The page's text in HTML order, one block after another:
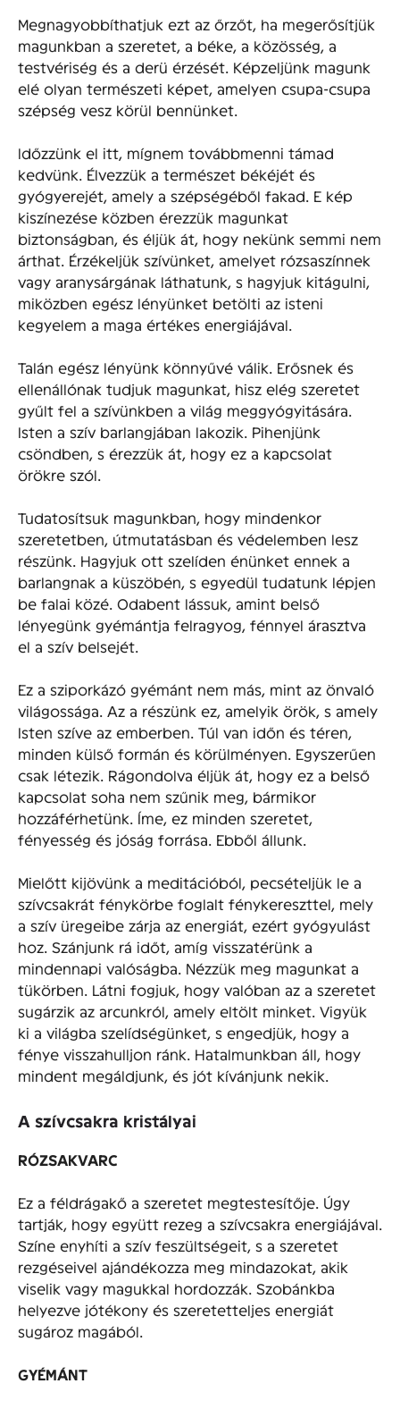
Megnagyobbíthatjuk ezt az őrzőt, ha megerősítjük
magunkban a szeretet, a béke, a közösség, a
testvériség és a derü érzését. Képzeljünk magunk
elé olyan természeti képet, amelyen csupa-csupa
szépség vesz körül bennünket.
ldőzzünk el itt, mígnem továbbmenni támad
kedvünk. Élvezzük a természet békéjét és
gyógyerejét, amely a szépségéből fakad. E kép
kiszínezése közben érezzük magunkat
biztonságban, és éljük át, hogy nekünk semmi nem
árthat. Érzékeljük szívünket, amelyet rózsaszínnek
vagy aranysárgának láthatunk, s hagyjuk kitágulni,
miközben egész lényünket betölti az isteni
kegyelem a maga értékes energiájával.
Talán egész lényünk könnyűvé válik. Erősnek és
ellenállónak tudjuk magunkat, hisz elég szeretet
gyűlt fel a szívünkben a világ meggyógyitására.
Isten a szív barlangjában lakozik. Pihenjünk
csöndben, s érezzük át, hogy ez a kapcsolat
örökre szól.
Tudatosítsuk magunkban, hogy mindenkor
szeretetben, útmutatásban és védelemben lesz
részünk. Hagyjuk ott szelíden énünket ennek a
barlangnak a küszöbén, s egyedül tudatunk lépjen
be falai közé. Odabent lássuk, amint belső
lényegünk gyémántja felragyog, fénnyel árasztva
el a szív belsejét.
Ez a sziporkázó gyémánt nem más, mint az önvaló
világossága. Az a részünk ez, amelyik örök, s amely
Isten szíve az emberben. Túl van időn és téren,
minden külső formán és körülményen. Egyszerűen
csak létezik. Rágondolva éljük át, hogy ez a belső
kapcsolat soha nem szűnik meg, bármikor
hozzáférhetünk. Íme, ez minden szeretet,
fényesség és jóság forrása. Ebből állunk.
Mielőtt kijövünk a meditációból, pecsételjük le a
szívcsakrát fénykörbe foglalt fénykereszttel, mely
a szív üregeibe zárja az energiát, ezért gyógyulást
hoz. Szánjunk rá időt, amíg visszatérünk a
mindennapi valóságba. Nézzük meg magunkat a
tükörben. Látni fogjuk, hogy valóban az a szeretet
sugárzik az arcunkról, amely eltölt minket. Vigyük
ki a világba szelídségünket, s engedjük, hogy a
fénye visszahulljon ránk. Hatalmunkban áll, hogy
mindent megáldjunk, és jót kívánjunk nekik.
A szívcsakra kristályai
RÓZSAKVARC
Ez a féldrágakő a szeretet megtestesítője. Úgy
tartják, hogy együtt rezeg a szívcsakra energiájával.
Színe enyhíti a szív feszültségeit, s a szeretet
rezgéseivel ajándékozza meg mindazokat, akik
viselik vagy magukkal hordozzák. Szobánkba
helyezve jótékony és szeretetteljes energiát
sugároz magából.
GYÉMÁNT